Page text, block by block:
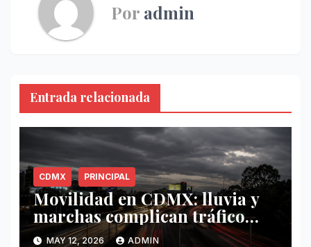
Por admin
Entrada relacionada
CDMX PRINCIPAL
Movilidad en CDMX: lluvia y
marchas complican tráfico
este 12 de mayo
MAY 12, 2026 ADMIN